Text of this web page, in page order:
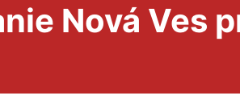
Nová Ves